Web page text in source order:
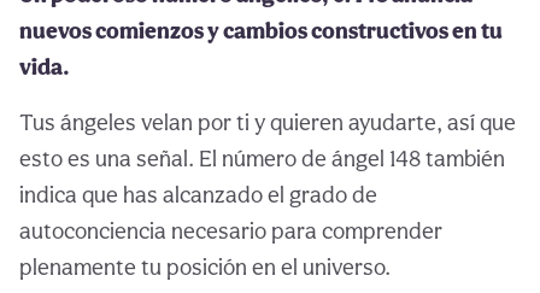
nuevos comienzos y cambios constructivos en tu
vida.
Tus ángeles velan por ti y quieren ayudarte, así que
esto es una señal. El número de ángel 148 también
indica que has alcanzado el grado de
autoconciencia necesario para comprender
plenamente tu posición en el universo.